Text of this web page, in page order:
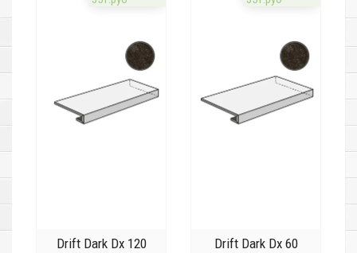
Drift Dark Dx 120 Drift Dark Dx 60